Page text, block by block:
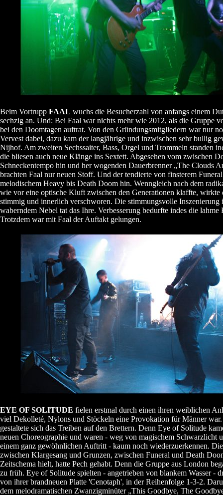
Beim Vortrupp FAAL wuchs die Besucherzahl von anfangs einem
sechzig an. Und: Bei Faal war nichts mehr wie 2012, als die Gruppe
bei den Doomtagen auftrat. Von den Gründungsmitgliedern war nur
Vervest dabei, dazu kam der langjährige und inzwischen sehr bullig
Nijhof. Am zweiten Sechssaiter, Bass, Orgel und Trommeln standen
die bliesen auch neue Klänge ins Sextett. Abgesehen vom zwischen
Schneckentempo hin und her wogenden Dauerbrenner „The Clouds
brachten Faal nur neuen Stoff. Und der tendierte von finsterem
melodischem Heavy bis Death Doom hin. Wenngleich nach dem
wie vor eine optische Kluft zwischen den Generationen klaffte, wirkte
stimmig und innerlich verschworen. Die stimmungsvolle
waberndem Nebel tat das Ihre. Verbesserung bedurfte indes die
Trotzdem war mit Faal der Auftakt gelungen.
EYE OF SOLITUDE fielen erstmal durch einen ihren weiblichen
viel Dekolleté, Nylons und Stöckeln eine Provokation für Männer
gestaltete sich das Treiben auf den Brettern. Denn Eye of Solitude
neuen Choreographie und waren - weg von magischem Schwarzlicht
einem ganz gewöhnlichen Auftritt - kaum noch wiederzuerkennen.
zwischen Klargesang und Grunzen, zwischen Funeral und Death
Zeitschema hielt, hatte Pech gehabt. Denn die Gruppe aus London
zu früh. Eye of Solitude spielten - angetrieben von blankem Wasser -
von ihrer brandneuen Platte 'Cenotaph', in der Reihenfolge 1-3-2.
dem melodramatischen Zwanzigminüter „This Goodbye, The